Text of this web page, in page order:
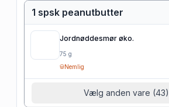
1 spsk peanutbutter
Jordnøddesmør øko.
75 g
Nemlig
Vælg anden vare (43)